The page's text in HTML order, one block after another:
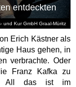
und Kur GmbH Graal-Müritz
entdeckten
Erich Kästner als
Haus gehen, in
verbrachte. Oder
Franz Kafka zu
All das ist im